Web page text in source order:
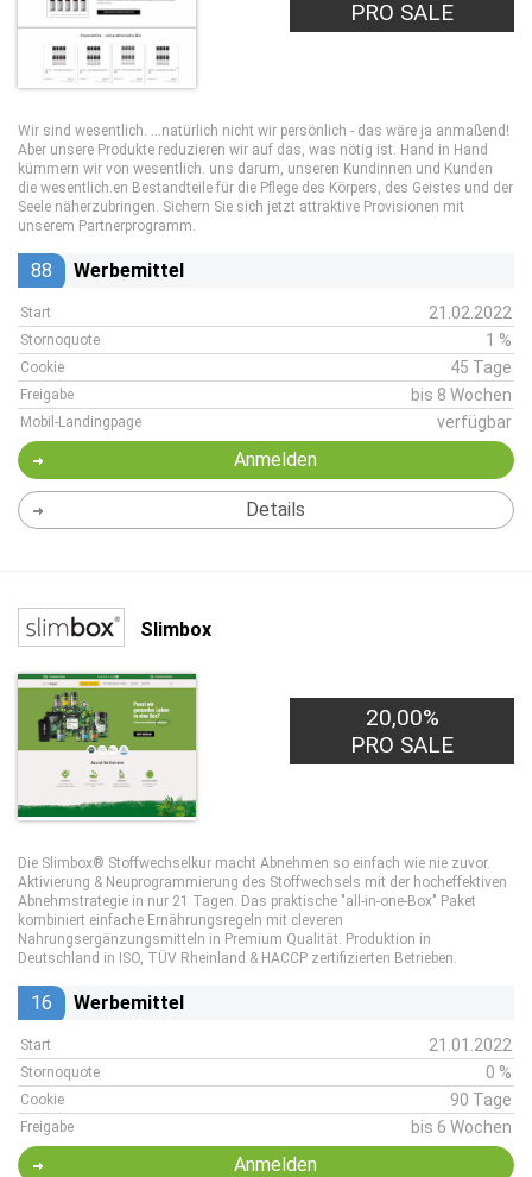
PRO SALE
Wir sind wesentlich. ...natürlich nicht wir persönlich - das wäre ja anmaßend!
Aber unsere Produkte reduzieren wir auf das, was nötig ist. Hand in Hand
kümmern wir von wesentlich. uns darum, unseren Kundinnen und Kunden
die wesentlich.en Bestandteile für die Pflege des Körpers, des Geistes und der
Seele näherzubringen. Sichern Sie sich jetzt attraktive Provisionen mit
unserem Partnerprogramm.
88 Werbemittel
Start 21.02.2022
Stornoquote 1 %
Cookie 45 Tage
Freigabe bis 8 Wochen
Mobil-Landingpage verfügbar
Anmelden
Details
Slimbox
20,00%
PRO SALE
Die Slimbox® Stoffwechselkur macht Abnehmen so einfach wie nie zuvor.
Aktivierung & Neuprogrammierung des Stoffwechsels mit der hocheffektiven
Abnehmstrategie in nur 21 Tagen. Das praktische "all-in-one-Box" Paket
kombiniert einfache Ernährungsregeln mit cleveren
Nahrungsergänzungsmitteln in Premium Qualität. Produktion in
Deutschland in ISO, TÜV Rheinland & HACCP zertifizierten Betrieben.
16 Werbemittel
Start 21.01.2022
Stornoquote 0 %
Cookie 90 Tage
Freigabe bis 6 Wochen
Anmelden